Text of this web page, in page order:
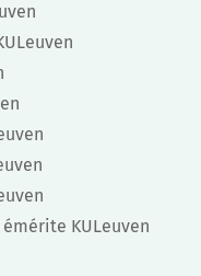
KULeuven